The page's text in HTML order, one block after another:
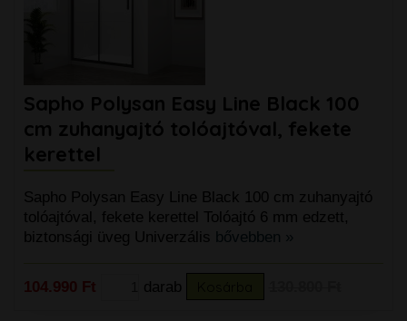
Sapho Polysan Easy Line Black 100
cm zuhanyajtó tolóajtóval, fekete
kerettel
Sapho Polysan Easy Line Black 100 cm zuhanyajtó
tolóajtóval, fekete kerettel Tolóajtó 6 mm edzett,
biztonsági üveg Univerzális bővebben »
104.990 Ft darab